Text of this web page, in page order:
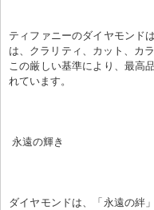
ティファニーのダイヤモンド
は、クラリティ、カット、カ
この厳しい基準により、最高
れています。
永遠の輝き
ダイヤモンドは、「永遠の絆